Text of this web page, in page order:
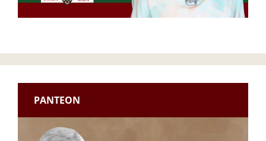
PANTEON